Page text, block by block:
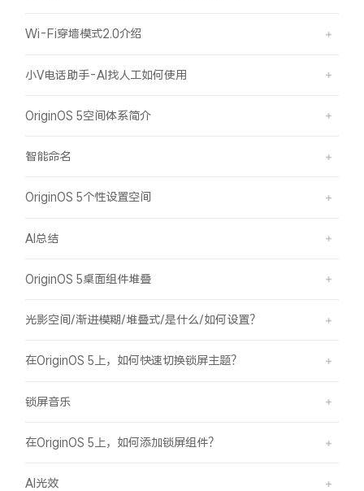
Wi-Fi穿墙模式2.0介绍
小V电话助手-AI找人工如何使用
OriginOS 5空间体系简介
智能命名
OriginOS 5个性设置空间
AI总结
OriginOS 5桌面组件堆叠
光影空间/渐进模糊/堆叠式/是什么/如何设置？
在OriginOS 5上，如何快速切换锁屏主题？
锁屏音乐
在OriginOS 5上，如何添加锁屏组件？
AI光效